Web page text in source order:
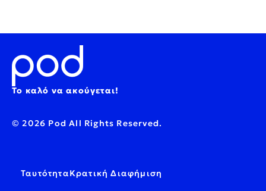
Το καλό να ακούγεται!
© 2026 Pod All Rights Reserved.
ΤαυτότηταΚρατική Διαφήμιση